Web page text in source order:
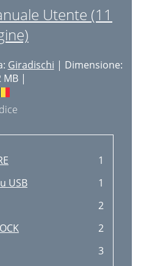
Utente (11
Giradischi | Dimensione:
MB |
1
USB
1
2
2
3